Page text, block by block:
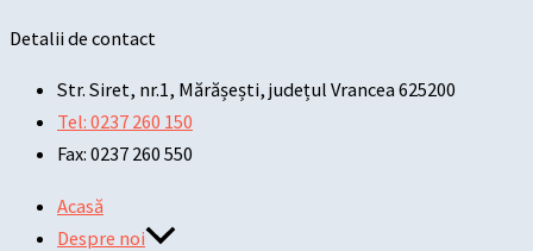
Detalii de contact
Str. Siret, nr.1, Mărășești, județul Vrancea 625200
Tel: 0237 260 150
Fax: 0237 260 550
Acasă
Despre noi